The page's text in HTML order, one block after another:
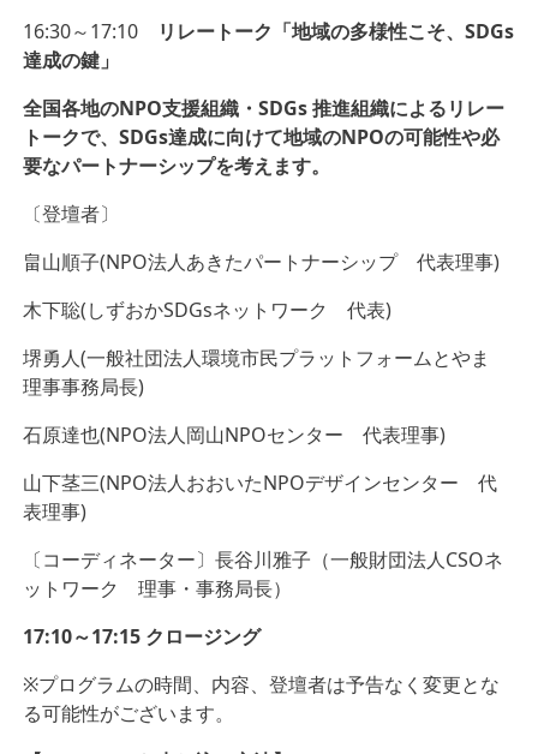
16:30～17:10
リレートーク「地域の多様性こそ、SDGs
達成の鍵」
全国各地のNPO支援組織・SDGs 推進組織によるリレー
トークで、SDGs達成に向けて地域のNPOの可能性や必
要なパートナーシップを考えます。
〔登壇者〕
畠山順子(NPO法人あきたパートナーシップ 代表理事)
木下聡(しずおかSDGsネットワーク 代表)
堺勇人(一般社団法人環境市民プラットフォームとやま
理事事務局長)
石原達也(NPO法人岡山NPOセンター 代表理事)
山下茎三(NPO法人おおいたNPOデザインセンター 代
表理事)
〔コーディネーター〕長谷川雅子（一般財団法人CSOネ
ットワーク 理事・事務局長）
17:10～17:15 クロージング
※プログラムの時間、内容、登壇者は予告なく変更とな
る可能性がございます。